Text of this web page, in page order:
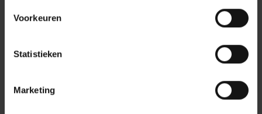
Voorkeuren
Statistieken
Marketing
Prenatale echografie en foetale